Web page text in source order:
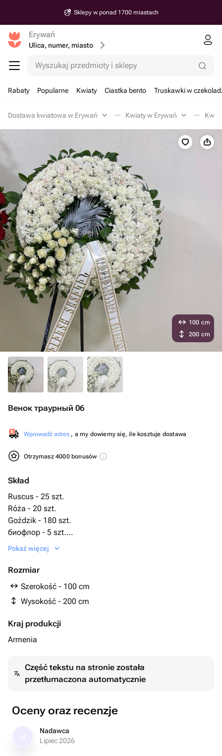
Sklepy w ponad 1700 miastach
Erywań
Ulica, numer, miasto
Wyszukaj przedmioty i sklepy
Rabaty Popularne Kwiaty Ciastka bento Truskawki w
Dostawa kwiatowa w Erywań Kwiaty w Erywań
Венок траурный 06
Wprowadź adres , a my dowiemy się, ile kosztuje dostawa
Otrzymasz 4000 bonusów
Skład
Ruscus - 25 szt.
Róża - 20 szt.
Goździk - 180 szt.
биофлор - 5 szt.
подставка под венок - 1 szt.
Pokaż więcej
Rozmiar
Szerokość - 100 cm
Wysokość - 200 cm
Kraj produkcji
Armenia
100 cm
200 cm
Część tekstu na stronie została
przetłumaczona automatycznie
Oceny oraz recenzje
Nadawca
Lipiec 2026